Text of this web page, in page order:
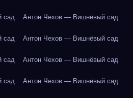
сад Антон Чехов — Вишнёвый сад
сад Антон Чехов — Вишнёвый сад
сад Антон Чехов — Вишнёвый сад
сад Антон Чехов — Вишнёвый сад